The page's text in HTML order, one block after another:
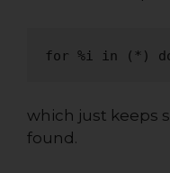
for %i in (*) do
which just keeps
found.